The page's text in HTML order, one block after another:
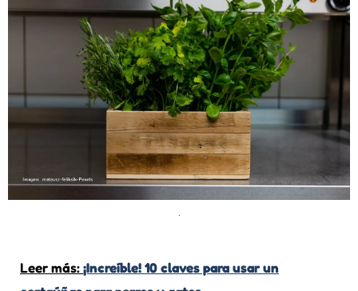
.
Leer más:¡Increíble! 10 claves para usar un